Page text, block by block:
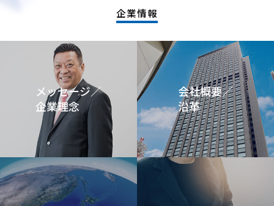
企業情報
メッセージ／
企業理念
会社概要／
沿革